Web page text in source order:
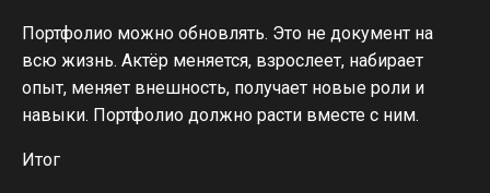
Портфолио можно обновлять. Это не документ на
всю жизнь. Актёр меняется, взрослеет, набирает
опыт, меняет внешность, получает новые роли и
навыки. Портфолио должно расти вместе с ним.
Итог